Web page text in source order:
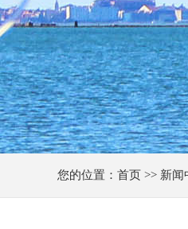
您的位置：首页 >> 新闻